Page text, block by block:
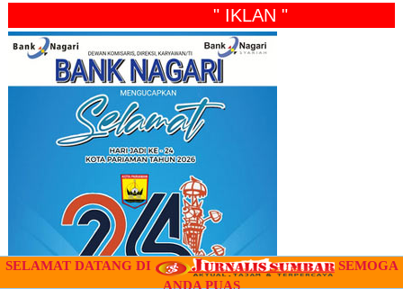
" IKLAN "
SELAMAT DATANG DI
SEMOGA
ANDA PUAS